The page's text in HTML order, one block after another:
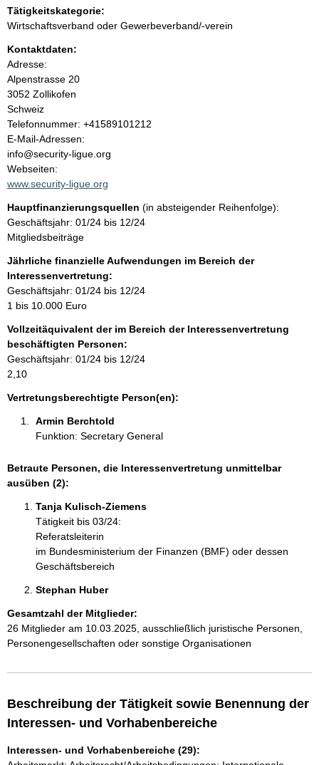
n
i
n
h
a
l
t
r
r
Tätigkeitskategorie:
Wirtschaftsverband oder Gewerbeverband/-verein
Kontaktdaten:
Adresse:
Alpenstrasse 20
3052 Zollikofen
Schweiz
K
o
n
t
a
t
i
n
f
o
r
m
t
i
o
n
e
Telefonnummer: +41589101212
E-Mail-Adressen:
info@security-ligue.org
Webseiten:
www.security-ligue.org
Hauptfinanzierungsquellen (in absteigender Reihenfolge):
Geschäftsjahr: 01/24 bis 12/24
Mitgliedsbeiträge
Jährliche finanzielle Aufwendungen im Bereich der
Interessenvertretung:
Geschäftsjahr: 01/24 bis 12/24
1 bis 10.000 Euro
Vollzeitäquivalent der im Bereich der Interessenvertretung
beschäftigten Personen:
Geschäftsjahr: 01/24 bis 12/24
2,10
Vertretungsberechtigte Person(en):
Armin Berchtold
Funktion: Secretary General
Betraute Personen, die Interessenvertretung unmittelbar
ausüben (2):
Tanja Kulisch-Ziemens
Tätigkeit bis 03/24:
Referatsleiterin
im Bundesministerium der Finanzen (BMF) oder dessen
Geschäftsbereich
Stephan Huber
Gesamtzahl der Mitglieder:
26 Mitglieder am 10.03.2025, ausschließlich juristische Personen,
Personengesellschaften oder sonstige Organisationen
Beschreibung der Tätigkeit sowie Benennung der
Interessen- und Vorhabenbereiche
Interessen- und Vorhabenbereiche (29):